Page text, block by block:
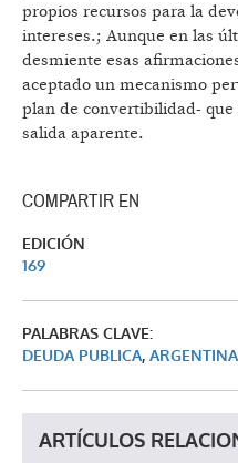
propios recursos para la
intereses.; Aunque en las
desmiente esas
aceptado un mecanismo
plan de convertibilidad-
salida aparente.
COMPARTIR EN
EDICIÓN
169
PALABRAS CLAVE:
DEUDA PUBLICA, ARGENTINA
ARTÍCULOS